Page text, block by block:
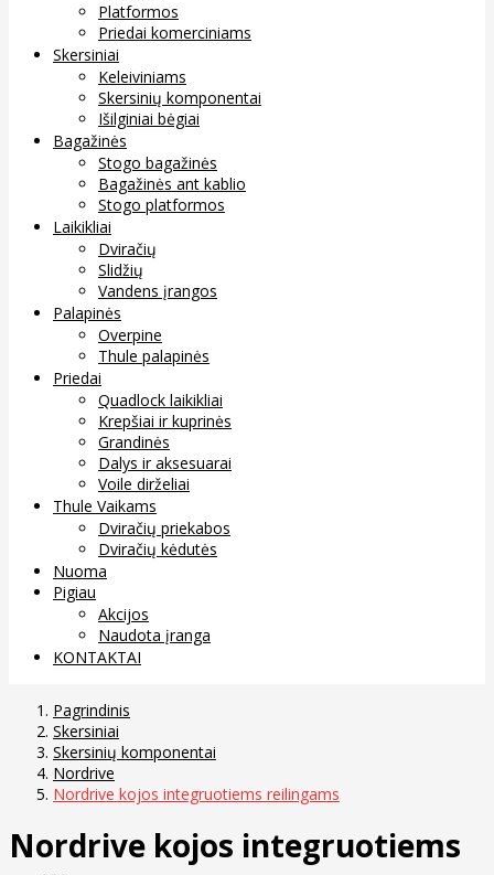
Platformos
Priedai komerciniams
Skersiniai
Keleiviniams
Skersinių komponentai
Išilginiai bėgiai
Bagažinės
Stogo bagažinės
Bagažinės ant kablio
Stogo platformos
Laikikliai
Dviračių
Slidžių
Vandens įrangos
Palapinės
Overpine
Thule palapinės
Priedai
Quadlock laikikliai
Krepšiai ir kuprinės
Grandinės
Dalys ir aksesuarai
Voile dirželiai
Thule Vaikams
Dviračių priekabos
Dviračių kėdutės
Nuoma
Pigiau
Akcijos
Naudota įranga
KONTAKTAI
Pagrindinis
Skersiniai
Skersinių komponentai
Nordrive
Nordrive kojos integruotiems reilingams
Nordrive kojos integruotiems